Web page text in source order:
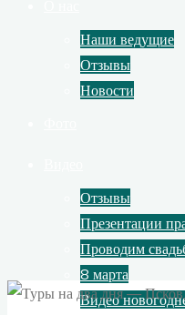
Наши ведущие
Отзывы
Новости
Отзывы
Презентации
Проводим
8 марта
Видео